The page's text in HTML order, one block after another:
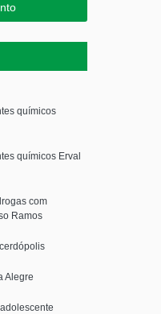
químicos
químicos Erval
com
Ramos
Alegre